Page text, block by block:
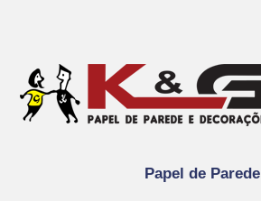
Papel de Parede